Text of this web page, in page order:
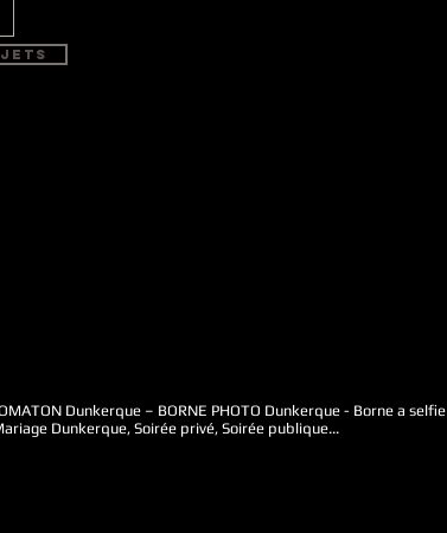
Dunkerque – BORNE PHOTO Dunkerque - Borne a selfie
Dunkerque, Soirée privé, Soirée publique...